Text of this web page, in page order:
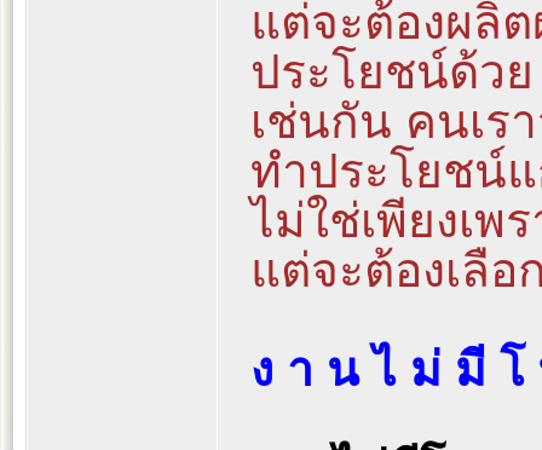
แต่จะต้องผลิ
ประโยชน์ด้วย
เช่นกัน คนเร
ทำประโยชน์
ไม่ใช่เพียงเพ
แต่จะต้องเลื
ง า น ไ ม่ มี